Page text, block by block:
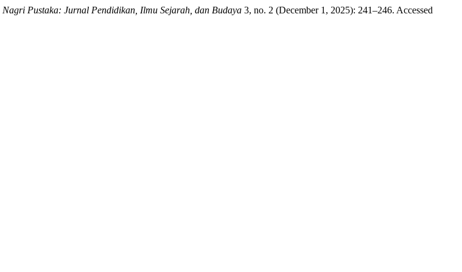
Nagri Pustaka: Jurnal Pendidikan, Ilmu Sejarah, dan Budaya 3, no. 2 (December 1, 2025): 241–246. Accessed